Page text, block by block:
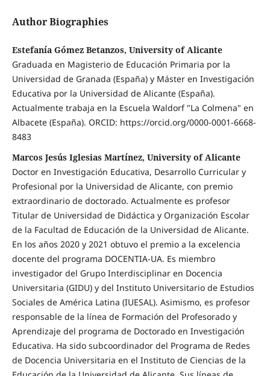
Author Biographies
Estefanía Gómez Betanzos, University of Alicante
Graduada en Magisterio de Educación Primaria por la
Universidad de Granada (España) y Máster en Investigación
Educativa por la Universidad de Alicante (España).
Actualmente trabaja en la Escuela Waldorf "La Colmena" en
Albacete (España). ORCID: https://orcid.org/0000-0001-6668-
8483
Marcos Jesús Iglesias Martínez, University of Alicante
Doctor en Investigación Educativa, Desarrollo Curricular y
Profesional por la Universidad de Alicante, con premio
extraordinario de doctorado. Actualmente es profesor
Titular de Universidad de Didáctica y Organización Escolar
de la Facultad de Educación de la Universidad de Alicante.
En los años 2020 y 2021 obtuvo el premio a la excelencia
docente del programa DOCENTIA-UA. Es miembro
investigador del Grupo Interdisciplinar en Docencia
Universitaria (GIDU) y del Instituto Universitario de Estudios
Sociales de América Latina (IUESAL). Asimismo, es profesor
responsable de la línea de Formación del Profesorado y
Aprendizaje del programa de Doctorado en Investigación
Educativa. Ha sido subcoordinador del Programa de Redes
de Docencia Universitaria en el Instituto de Ciencias de la